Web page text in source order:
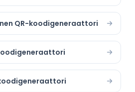
QR-koodigeneraattori